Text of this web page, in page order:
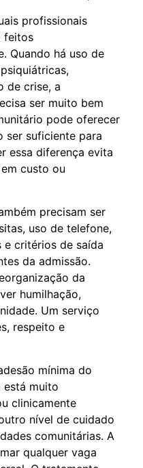
profissionais
feitos
Quando há uso de
de crise, a
ser muito bem
pode oferecer
ser suficiente para
essa diferença evita
custo ou
precisam ser
uso de telefone,
critérios de saída
da admissão.
da
humilhação,
Um serviço
respeito e
mínima do
está muito
clinicamente
nível de cuidado
comunitárias. A
qualquer vaga